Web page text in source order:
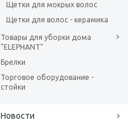
Щетки для мокрых волос
Щетки для волос - керамика
Товары для уборки дома
"ELEPHANT"
Брелки
Торговое оборудование -
стойки
Новости